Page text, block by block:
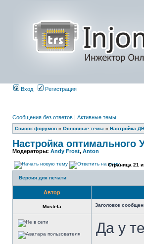
Вход Регистрация
Сообщения без ответов | Активные темы
Список форумов » Основные темы » Настройка
Настройка оптимального
Модераторы: Andy Frost, Anton
Страница 21
Версия для печати
Автор
Mustela Заголовок
Да у